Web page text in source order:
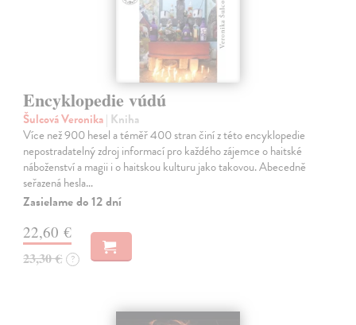
Encyklopedie vúdú
Šulcová Veronika| Kniha
Více než 900 hesel a téměř 400 stran činí z této encyklopedie
nepostradatelný zdroj informací pro každého zájemce o haitské
náboženství a magii i o haitskou kulturu jako takovou. Abecedně
seřazená hesla…
Zasielame do 12 dní
22,60 €
23,30 € ?